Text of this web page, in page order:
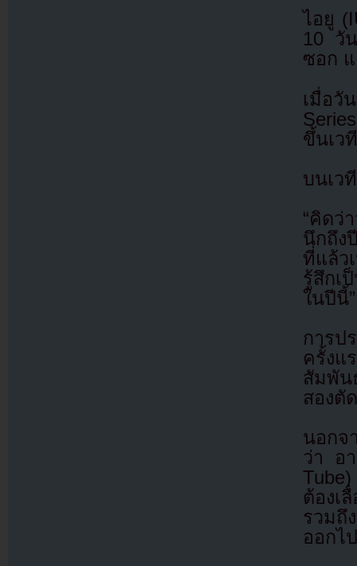
ไอยู
10 วั
ซอก
เมื่อวั
ขึ้นเว
บนเว
“คิดว่
นึกถึง
ที่แล้ว
รู้สึกเ
ในปีนี้”
การป
ครั้ง
สัมพัน
สองตั
นอกจ
ว่า อ
ต้องเ
รวมถึ
ออกไป